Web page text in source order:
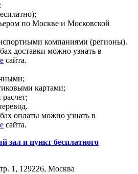
по Москве и Московской
компаниями (регионы).
доставки можно узнать в
сайта.
картами;
оплаты можно узнать в
сайта.
зал и пункт бесплатного
1, 129226, Москва